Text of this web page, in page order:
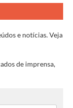
e notícias. Veja
de imprensa,